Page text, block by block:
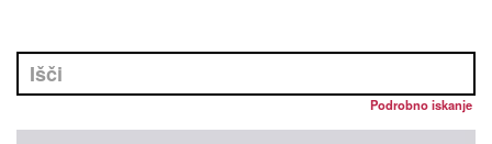
Podrobno iskanje